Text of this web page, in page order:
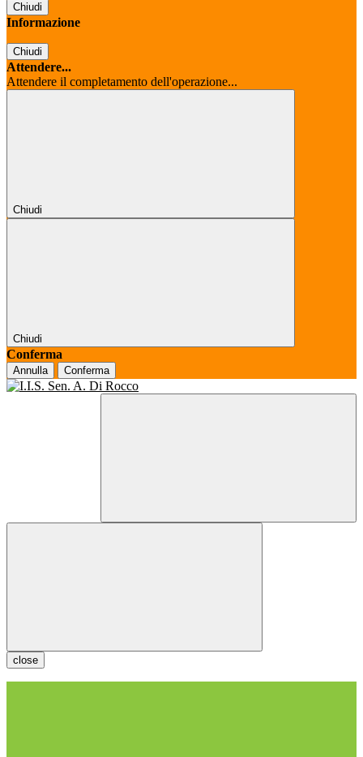
Chiudi
Informazione
Chiudi
Attendere...
Attendere il completamento dell'operazione...
Chiudi
Chiudi
Conferma
Annulla Conferma
close